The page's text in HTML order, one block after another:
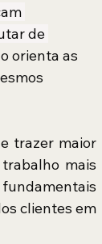
de
orienta as
trazer maior
mais
clientes em